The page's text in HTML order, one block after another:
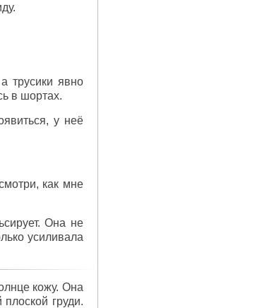
трусики явно
в шортах.
у неё
как мне
Она не
усиливала
кожу. Она
груди.